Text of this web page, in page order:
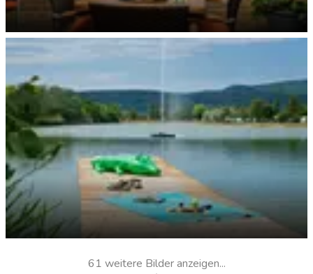
Beach-Time61 weitere Bilder anzeigen...